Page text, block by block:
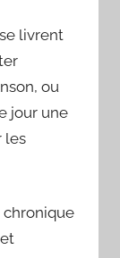
livrent
ou
jour une
les
chronique